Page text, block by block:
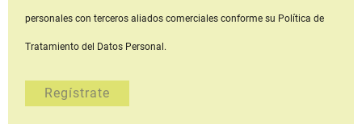
personales con terceros aliados comerciales conforme su Política de
Tratamiento del Datos Personal.